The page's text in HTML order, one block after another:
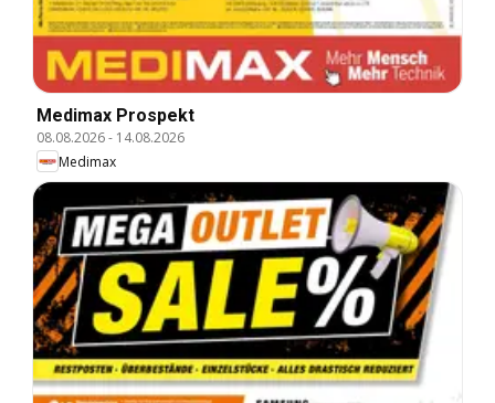
Medimax Prospekt
08.08.2026- 14.08.2026
Medimax